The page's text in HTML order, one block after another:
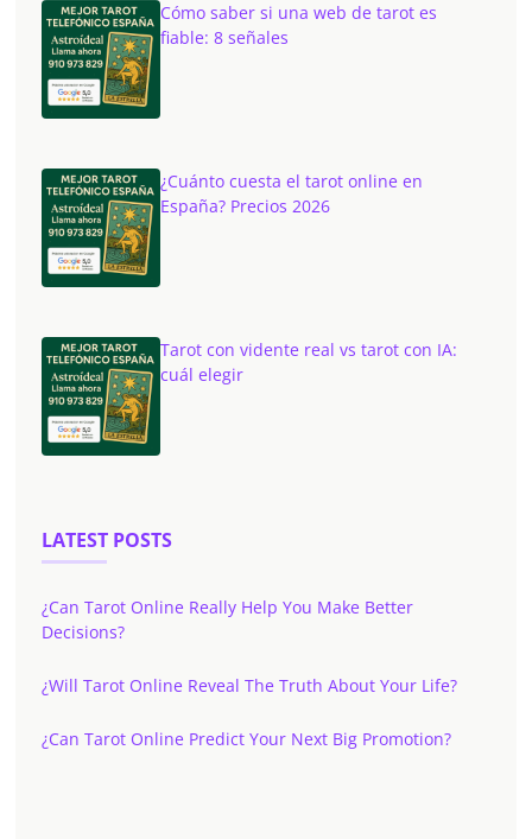
Cómo saber si una web de tarot es
fiable: 8 señales
¿Cuánto cuesta el tarot online en
España? Precios 2026
Tarot con vidente real vs tarot con IA:
cuál elegir
LATEST POSTS
¿Can Tarot Online Really Help You Make Better
Decisions?
¿Will Tarot Online Reveal The Truth About Your Life?
¿Can Tarot Online Predict Your Next Big Promotion?